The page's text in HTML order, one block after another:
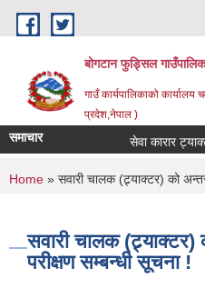
Skip to main content
बोगटान फुड्सिल
गाउँ कार्यपालिकाको कार्यालय
प्रदेश,नेपाल )
समाचार सेवा कारार
You are here
Home » सवारी चालक (ट्र्याक्टर) को
सवारी चालक (ट्र्याक्टर)
परीक्षण सम्बन्धी सूचना !